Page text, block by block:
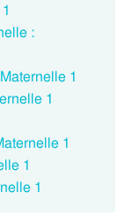
:
1
1
1
1
1